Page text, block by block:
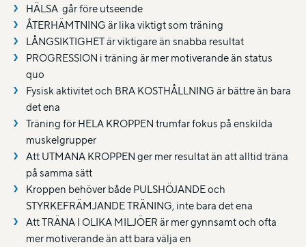
HÄLSA går före utseende
ÅTERHÄMTNING är lika viktigt som träning
LÅNGSIKTIGHET är viktigare än snabba resultat
PROGRESSION i träning är mer motiverande än status
quo
Fysisk aktivitet och BRA KOSTHÅLLNING är bättre än bara
det ena
Träning för HELA KROPPEN trumfar fokus på enskilda
muskelgrupper
Att UTMANA KROPPEN ger mer resultat än att alltid träna
på samma sätt
Kroppen behöver både PULSHÖJANDE och
STYRKEFRÄMJANDE TRÄNING, inte bara det ena
Att TRÄNA I OLIKA MILJÖER är mer gynnsamt och ofta
mer motiverande än att bara välja en